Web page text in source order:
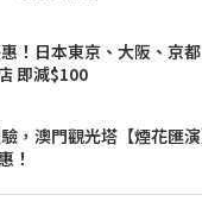
！日本東京、大阪、京
即減$100
，澳門觀光塔【煙花匯
！